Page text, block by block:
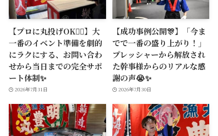
【プロに丸投げOK🙆‍♂️】大
一番のイベント準備を劇的
にラクにする、お問い合わ
せから当日までの完全サポ
ート体制✨
2026年7月31日
【成功事例公開🎊】「今ま
でで一番の盛り上がり！」
プレッシャーから解放され
た幹事様からのリアルな感
謝の声😭✨
2026年7月30日